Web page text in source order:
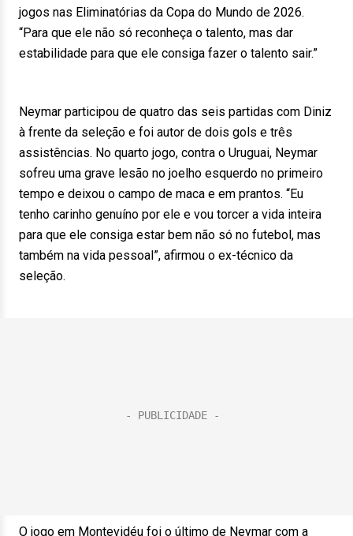
jogos nas Eliminatórias da Copa do Mundo de 2026.
“Para que ele não só reconheça o talento, mas dar
estabilidade para que ele consiga fazer o talento sair.”
Neymar participou de quatro das seis partidas com Diniz
à frente da seleção e foi autor de dois gols e três
assistências. No quarto jogo, contra o Uruguai, Neymar
sofreu uma grave lesão no joelho esquerdo no primeiro
tempo e deixou o campo de maca e em prantos. “Eu
tenho carinho genuíno por ele e vou torcer a vida inteira
para que ele consiga estar bem não só no futebol, mas
também na vida pessoal”, afirmou o ex-técnico da
seleção.
O jogo em Montevidéu foi o último de Neymar com a